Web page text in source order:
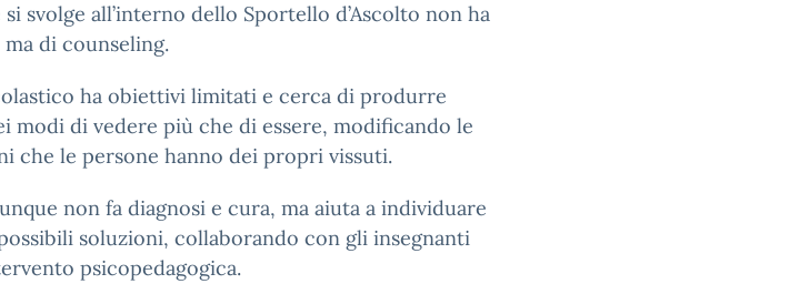
svolge all’interno dello Sportello d’Ascolto non ha
di counseling.
ha obiettivi limitati e cerca di produrre
modi di vedere più che di essere, modificando le
che le persone hanno dei propri vissuti.
non fa diagnosi e cura, ma aiuta a individuare
soluzioni, collaborando con gli insegnanti
psicopedagogica.